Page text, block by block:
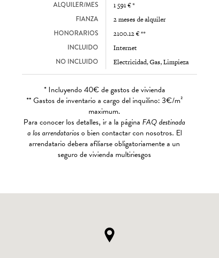
ALQUILER/MES 1 591 € *
FIANZA 2 meses de alquiler
HONORARIOS 2100.12 € **
INCLUIDO Internet
NO INCLUIDO Electricidad, Gas, Limpieza
* Incluyendo 40€ de gastos de vivienda
** Gastos de inventario a cargo del inquilino: 3€/m²
maximum.
Para conocer los detalles, ir a la página FAQ destinada
a los arrendatarioso bien contactar con nosotros. El
arrendatario debera afiliarse obligatoriamente a un
seguro de vivienda multiriesgos